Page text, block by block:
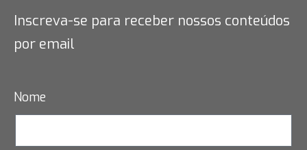
Inscreva-se para receber nossos conteúdos
por email
Nome